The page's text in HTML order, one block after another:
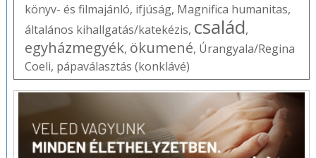
könyv- és filmajánló, ifjúság, Magnifica humanitas,
általános kihallgatás/katekézis, család,
egyházmegyék, ökumené, Úrangyala/Regina
Coeli, pápaválasztás (konklávé)